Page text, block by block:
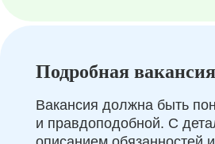
Подробная вакансия
Вакансия должна быть
и правдоподобной. С